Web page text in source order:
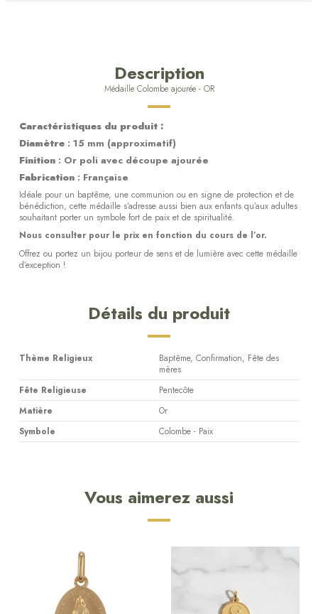
Description
Médaille Colombe ajourée - OR
Caractéristiques du produit :
Diamètre : 15 mm (approximatif)
Finition : Or poli avec découpe ajourée
Fabrication : Française
Idéale pour un baptême, une communion ou en signe de protection et de
bénédiction, cette médaille s’adresse aussi bien aux enfants qu’aux adultes
souhaitant porter un symbole fort de paix et de spiritualité.
Nous consulter pour le prix en fonction du cours de l’or.
Offrez ou portez un bijou porteur de sens et de lumière avec cette médaille
d’exception !
Détails du produit
Thème Religieux
Baptême, Confirmation, Fête des
mères
Fête Religieuse
Pentecôte
Matière
Or
Symbole
Colombe - Paix
Vous aimerez aussi